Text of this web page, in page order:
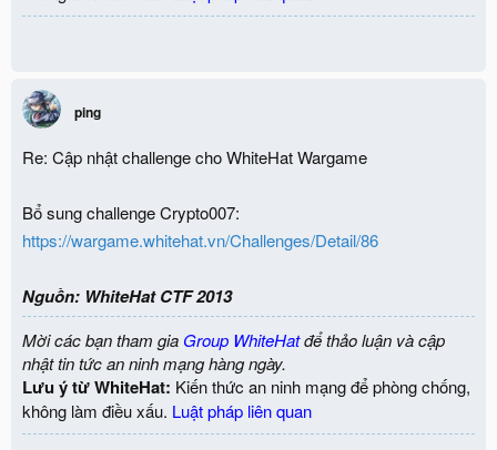
ping
Re: Cập nhật challenge cho WhiteHat Wargame
Bổ sung challenge Crypto007:
https://wargame.whitehat.vn/Challenges/Detail/86
Nguồn: WhiteHat CTF 2013
Mời các bạn tham gia Group WhiteHatđể thảo luận và cập
nhật tin tức an ninh mạng hàng ngày.
Lưu ý từ WhiteHat: Kiến thức an ninh mạng để phòng chống,
không làm điều xấu. Luật pháp liên quan